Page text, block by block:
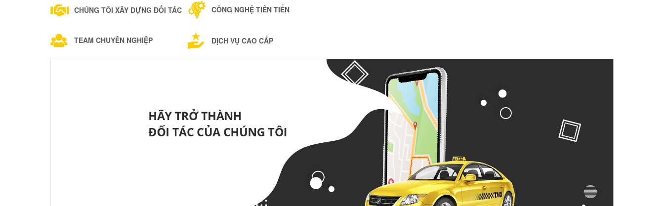
CHÚNG TÔI XÂY DỰNG ĐỐI TÁC CÔNG NGHỆ TIÊN TIẾN
TEAM CHUYÊN NGHIỆP DỊCH VỤ CAO CẤP